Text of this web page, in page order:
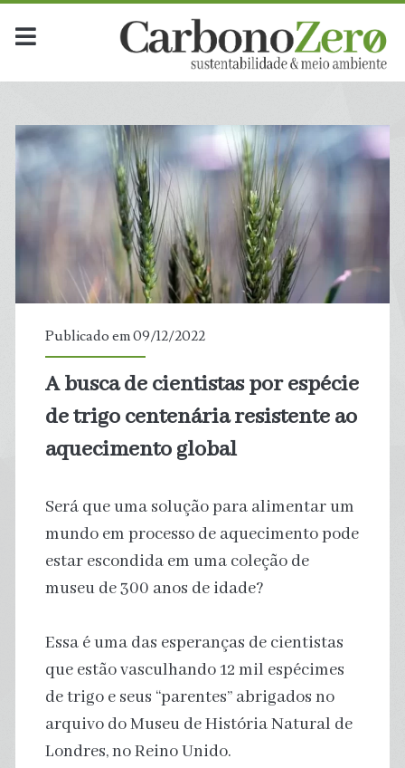
Publicado em 09/12/2022
A busca de cientistas por espécie
de trigo centenária resistente ao
aquecimento global
Será que uma solução para alimentar um
mundo em processo de aquecimento pode
estar escondida em uma coleção de
museu de 300 anos de idade?
Essa é uma das esperanças de cientistas
que estão vasculhando 12 mil espécimes
de trigo e seus “parentes” abrigados no
arquivo do Museu de História Natural de
Londres, no Reino Unido.